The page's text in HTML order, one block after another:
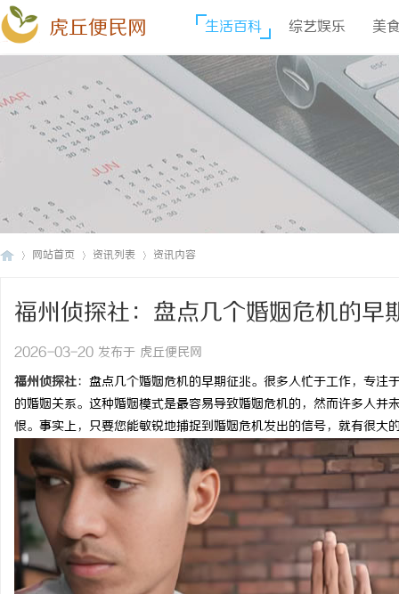
虎丘便民网 生活百科 综艺娱乐 美
网站首页 资讯列表 资讯内容
福州侦探社：盘点几个婚姻危机的早
2026-03-20 发布于 虎丘便民网
福州侦探社：盘点几个婚姻危机的早期征兆。很多人忙于工作，专
的婚姻关系。这种婚姻模式是最容易导致婚姻危机的，然而许多人
恨。事实上，只要您能敏锐地捕捉到婚姻危机发出的信号，就有很大